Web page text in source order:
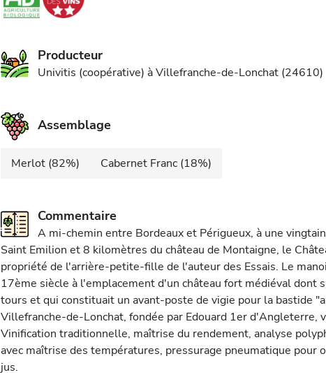
Producteur
Univitis (coopérative) à Villefranche-de-Lonchat (24610)
Assemblage
Merlot (82%) Cabernet Franc (18%)
Commentaire
A mi-chemin entre Bordeaux et Périgueux, à une
Saint Emilion et 8 kilomètres du château de Montaigne, le
propriété de l'arrière-petite-fille de l'auteur des Essais. Le
17ème siècle à l'emplacement d'un château fort médiéval dont
tours et qui constituait un avant-poste de vigie pour la bastide
Villefranche-de-Lonchat, fondée par Edouard 1er d'Angleterre,
Vinification traditionnelle, maîtrise du rendement, analyse
avec maîtrise des températures, pressurage pneumatique pour
jus.